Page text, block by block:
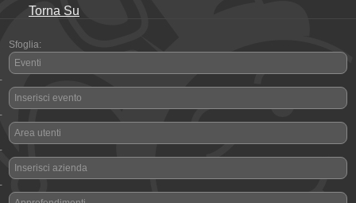
Torna Su
Sfoglia:
Eventi
-
Inserisci evento
-
Area utenti
-
Inserisci azienda
-